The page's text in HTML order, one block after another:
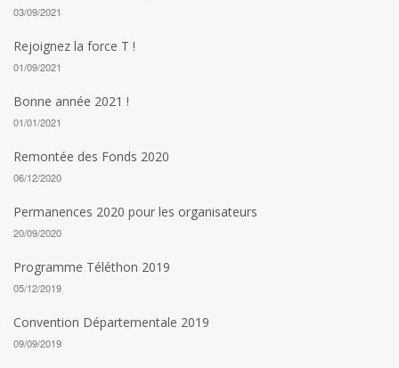
03/09/2021
Rejoignez la force T !
01/09/2021
Bonne année 2021 !
01/01/2021
Remontée des Fonds 2020
06/12/2020
Permanences 2020 pour les organisateurs
20/09/2020
Programme Téléthon 2019
05/12/2019
Convention Départementale 2019
09/09/2019